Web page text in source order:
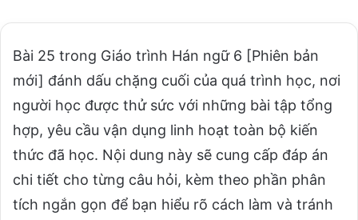
Bài 25 trong Giáo trình Hán ngữ 6 [Phiên bản
mới] đánh dấu chặng cuối của quá trình học, nơi
người học được thử sức với những bài tập tổng
hợp, yêu cầu vận dụng linh hoạt toàn bộ kiến
thức đã học. Nội dung này sẽ cung cấp đáp án
chi tiết cho từng câu hỏi, kèm theo phần phân
tích ngắn gọn để bạn hiểu rõ cách làm và tránh